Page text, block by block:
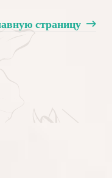
страницу